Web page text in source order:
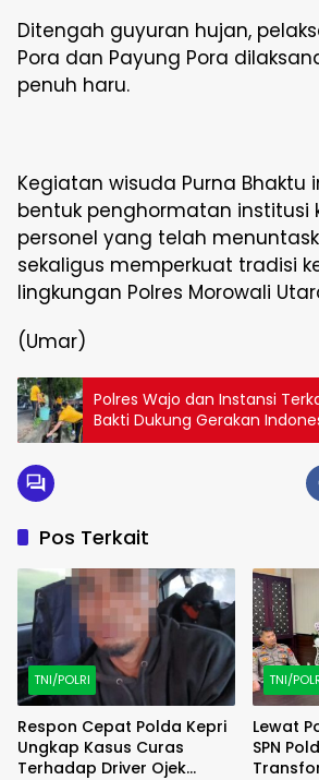
Ditengah guyuran hujan,
Pora dan Payung Pora
penuh haru.
Kegiatan wisuda Purna Bhaktu
bentuk penghormatan institusi
personel yang telah
sekaligus memperkuat tradisi
lingkungan Polres Morowali
(Umar)
Polres Wajo dan Instansi
Bakti Dukung Gerakan
Pos Terkait
TNI/POLRI
Respon Cepat Polda Kepri
Ungkap Kasus Curas
Terhadap Driver Ojek
TNI/
Lewat
SPN